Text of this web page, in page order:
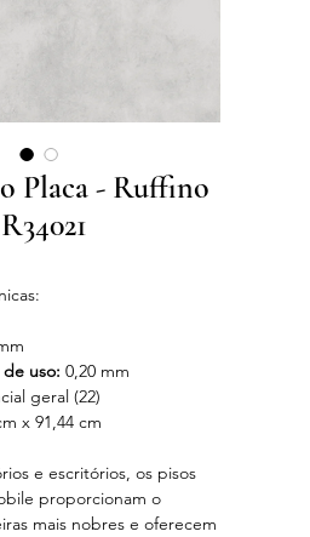
Placa - Ruffino
de uso: 0,20 mm
geral (22)
x 91,44 cm
e escritórios, os pisos
proporcionam o
mais nobres e oferecem